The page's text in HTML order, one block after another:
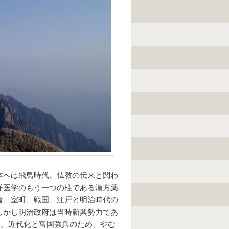
は飛鳥時代、仏教の伝来と関わ
学のもう一つの柱である漢方薬
室町、戦国、江戸と明治時代の
し明治政府は当時新興勢力であ
近代化と富国強兵のため、やむ